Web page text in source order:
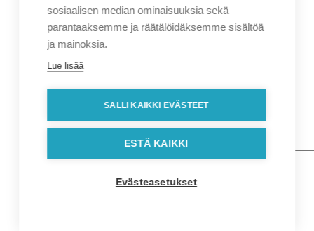
Sähköposti*
Puhelin*
Osoitetiedot
Lähiosoite
Postinumero
sosiaalisen median ominaisuuksia sekä
parantaaksemme ja räätälöidäksemme sisältöä
ja mainoksia.
Lue lisää
SALLI KAIKKI EVÄSTEET
ESTÄ KAIKKI
Evästeasetukset